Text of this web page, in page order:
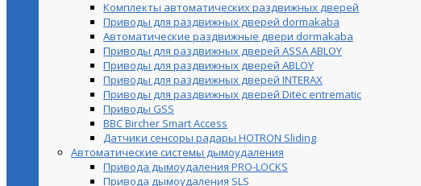
Комплекты автоматических раздвижных дверей
Приводы для раздвижных дверей dormakaba
Автоматические раздвижные двери dormakaba
Приводы для раздвижных дверей ASSA ABLOY
Приводы для раздвижных дверей ABLOY
Приводы для раздвижных дверей INTERAX
Приводы для раздвижных дверей Ditec entrematic
Приводы GSS
BBC Bircher Smart Access
Датчики сенсоры радары HOTRON Sliding
Автоматические системы дымоудаления
Привода дымоудаления PRO-LOCKS
Привода дымоудаления SLS